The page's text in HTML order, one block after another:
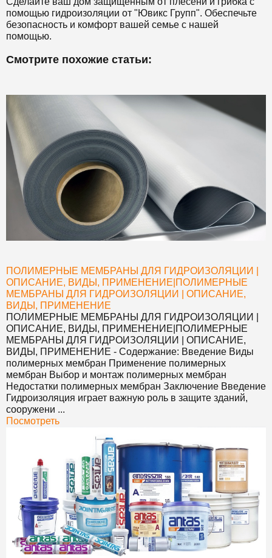
помощью гидроизоляции от "Ювикс Групп". Обеспечьте
безопасность и комфорт вашей семье с нашей
помощью.
Смотрите похожие статьи:
ПОЛИМЕРНЫЕ МЕМБРАНЫ ДЛЯ ГИДРОИЗОЛЯЦИИ |
ОПИСАНИЕ, ВИДЫ, ПРИМЕНЕНИЕ ПОЛИМЕРНЫЕ
МЕМБРАНЫ ДЛЯ ГИДРОИЗОЛЯЦИИ | ОПИСАНИЕ,
ВИДЫ, ПРИМЕНЕНИЕ
ПОЛИМЕРНЫЕ МЕМБРАНЫ ДЛЯ ГИДРОИЗОЛЯЦИИ |
ОПИСАНИЕ, ВИДЫ, ПРИМЕНЕНИЕ ПОЛИМЕРНЫЕ
МЕМБРАНЫ ДЛЯ ГИДРОИЗОЛЯЦИИ | ОПИСАНИЕ,
ВИДЫ, ПРИМЕНЕНИЕ - Содержание: Введение Виды
полимерных мембран Применение полимерных
мембран Выбор и монтаж полимерных мембран
Недостатки полимерных мембран Заключение Введение
Гидроизоляция играет важную роль в защите зданий,
сооружени ...
Посмотреть